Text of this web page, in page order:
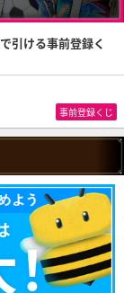
引ける事前登録く
事前登録くじ